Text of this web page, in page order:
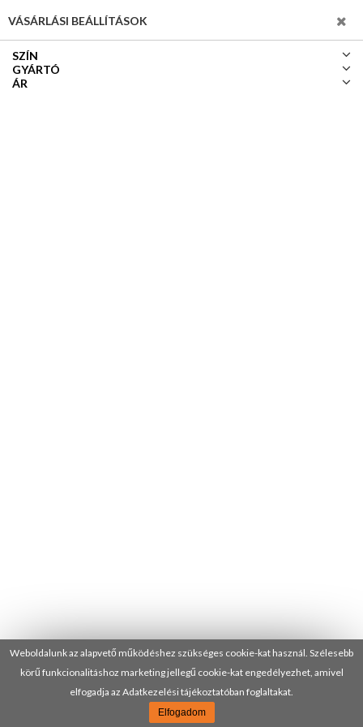
Weboldalunk az alapvető működéshez szükséges cookie-kat használ. Szélesebb
körű funkcionalitáshoz marketing jellegű cookie-kat engedélyezhet, amivel
elfogadja az Adatkezelési tájékoztatóban foglaltakat.
Elfogadom
VÁSÁRLÁSI BEÁLLÍTÁSOK
SZÍN
GYÁRTÓ
ÁR